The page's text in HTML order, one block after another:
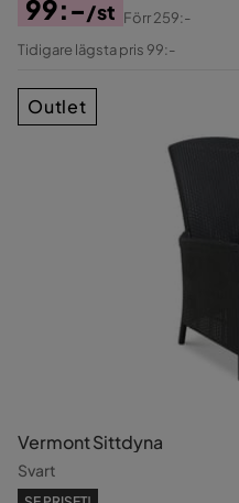
Pris
99:-/st
Original
Förr259:-
Tidigare lägsta pris 99:-
Vermont Sittdyna
Svart
Outlet